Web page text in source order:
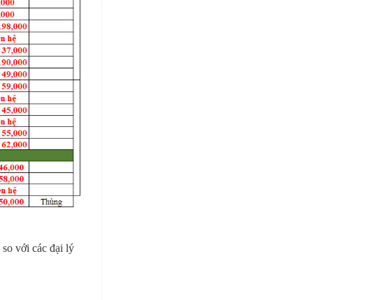
so với các đại lý